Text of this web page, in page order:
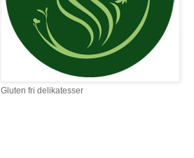
Gluten fri delikatesser